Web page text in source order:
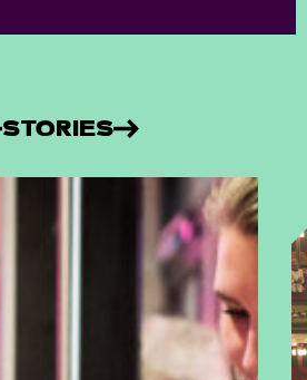
STORIES